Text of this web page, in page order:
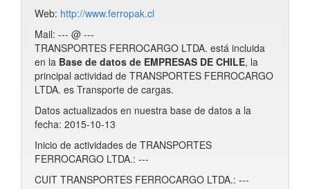
Web: http://www.ferropak.cl
Mail: --- @ ---
TRANSPORTES FERROCARGO LTDA. está incluida
en la Base de datos de EMPRESAS DE CHILE, la
principal actividad de TRANSPORTES FERROCARGO
LTDA. es Transporte de cargas.
Datos actualizados en nuestra base de datos a la
fecha: 2015-10-13
Inicio de actividades de TRANSPORTES
FERROCARGO LTDA.: ---
CUIT TRANSPORTES FERROCARGO LTDA.: ---